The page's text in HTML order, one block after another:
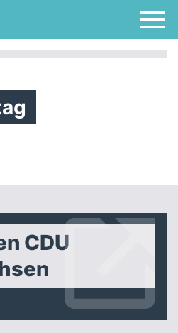
Union!
CDU